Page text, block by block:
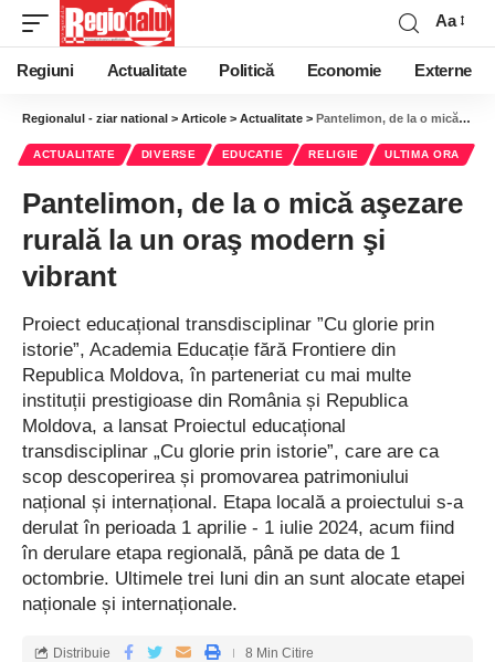
Aa
Regiuni Actualitate Politică Economie Externe
Regionalul - ziar national > Articole > Actualitate > Pantelimon, de la o mică aşezare rurală la un oraş modern şi vibrant
ACTUALITATE DIVERSE EDUCATIE RELIGIE ULTIMA ORA
Pantelimon, de la o mică aşezare
rurală la un oraş modern şi
vibrant
Proiect educațional transdisciplinar ”Cu glorie prin
istorie”, Academia Educație fără Frontiere din
Republica Moldova, în parteneriat cu mai multe
instituții prestigioase din România și Republica
Moldova, a lansat Proiectul educațional
transdisciplinar „Cu glorie prin istorie”, care are ca
scop descoperirea și promovarea patrimoniului
național și internațional. Etapa locală a proiectului s-a
derulat în perioada 1 aprilie - 1 iulie 2024, acum fiind
în derulare etapa regională, până pe data de 1
octombrie. Ultimele trei luni din an sunt alocate etapei
naționale și internaționale.
Distribuie 8 Min Citire